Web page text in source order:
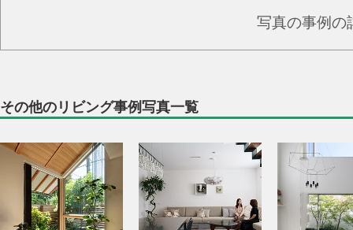
写真の事例の
その他のリビング事例写真一覧